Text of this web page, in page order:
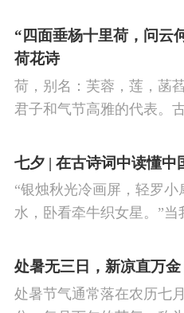
笔下生辉。10首绝美的爱
情之幽微，爱之可贵。
“四面垂杨十里荷，问云
荷花诗
荷，别名：芙蓉，莲，菡
君子和气节高雅的代表。
杨万里泉眼无声惜细流，
七夕 | 在古诗词中读懂中
“银烛秋光冷画屏，轻罗
水，卧看牵牛织女星。”
迢牵牛星，皎皎河汉女。
处暑无三日，新凉直万金
处暑节气通常落在农历七